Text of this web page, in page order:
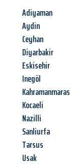
Adiyaman
Aydin
Ceyhan
Diyarbakir
Eskisehir
Inegöl
Kahramanmaras
Kocaeli
Nazilli
Sanliurfa
Tarsus
Usak